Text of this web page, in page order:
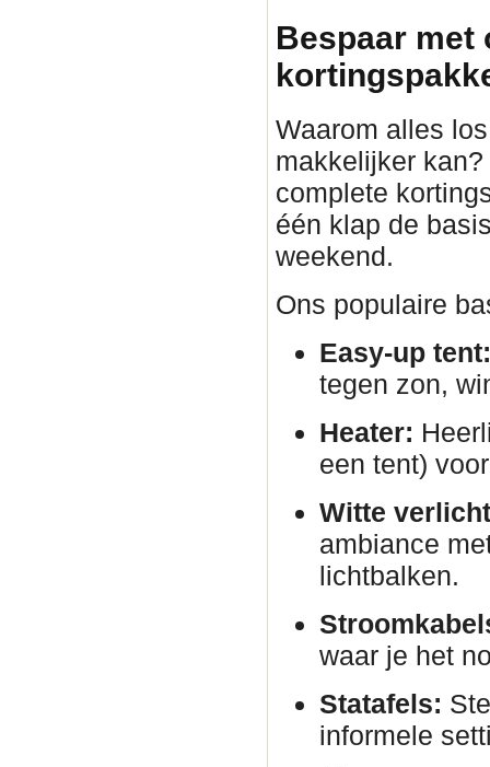
Bespaar met
Waarom alles
makkelijker
complete
één klap de
weekend.
Ons populaire
Easy-up tent:
tegen zon,
Heater:
een tent)
Witte
ambiance
lichtbalken.
waar je het
Statafels:
informele